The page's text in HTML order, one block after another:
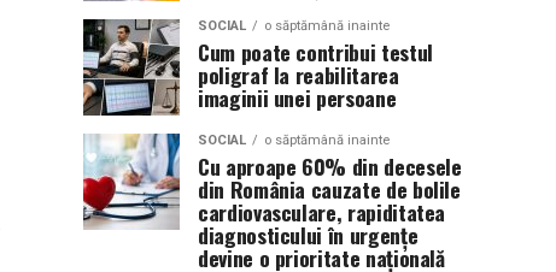
SOCIAL o săptămână inainte
Cum poate contribui testul
poligraf la reabilitarea
imaginii unei persoane
SOCIAL o săptămână inainte
Cu aproape 60% din decesele
din România cauzate de bolile
cardiovasculare, rapiditatea
diagnosticului în urgențe
devine o prioritate națională